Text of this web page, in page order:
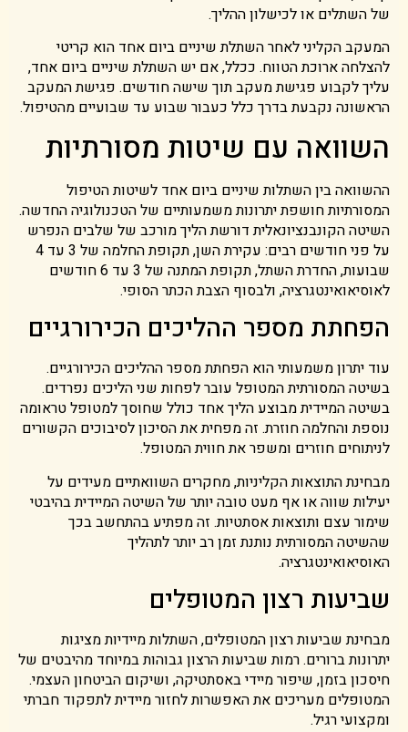
של השתלים או לכישלון ההליך.
המעקב הקליני לאחר השתלת שיניים ביום אחד הוא קריטי
להצלחה ארוכת הטווח. ככלל, אם יש השתלת שיניים ביום אחד,
עליך לקבוע פגישת מעקב תוך שישה חודשים. פגישת המעקב
הראשונה נקבעת בדרך כלל כעבור שבוע עד שבועיים מהטיפול.
השוואה עם שיטות מסורתיות
ההשוואה בין השתלות שיניים ביום אחד לשיטות הטיפול
המסורתיות חושפת יתרונות משמעותיים של הטכנולוגיה החדשה.
השיטה הקונבנציונאלית דורשת הליך מורכב של שלבים הנפרש
על פני חודשים רבים: עקירת השן, תקופת החלמה של 3 עד 4
שבועות, החדרת השתל, תקופת המתנה של 3 עד 6 חודשים
לאוסיאואינטגרציה, ולבסוף הצבת הכתר הסופי.
הפחתת מספר ההליכים הכירורגיים
עוד יתרון משמעותי הוא הפחתת מספר ההליכים הכירורגיים.
בשיטה המסורתית המטופל עובר לפחות שני הליכים נפרדים.
בשיטה המיידית מבוצע הליך אחד כולל שחוסך למטופל טראומה
נוספת והחלמה חוזרת. זה מפחית את הסיכון לסיבוכים הקשורים
לניתוחים חוזרים ומשפר את חווית המטופל.
מבחינת התוצאות הקליניות, מחקרים השוואתיים מעידים על
יעילות שווה או אף מעט טובה יותר של השיטה המיידית בהיבטי
שימור עצם ותוצאות אסתטיות. זה מפתיע בהתחשב בכך
שהשיטה המסורתית נותנת זמן רב יותר לתהליך
האוסיאואינטגרציה.
שביעות רצון המטופלים
מבחינת שביעות רצון המטופלים, השתלות מיידיות מציגות
יתרונות ברורים. רמות שביעות הרצון גבוהות במיוחד מהיבטים של
חיסכון בזמן, שיפור מיידי באסתטיקה, ושיקום הביטחון העצמי.
המטופלים מעריכים את האפשרות לחזור מיידית לתפקוד חברתי
ומקצועי רגיל.